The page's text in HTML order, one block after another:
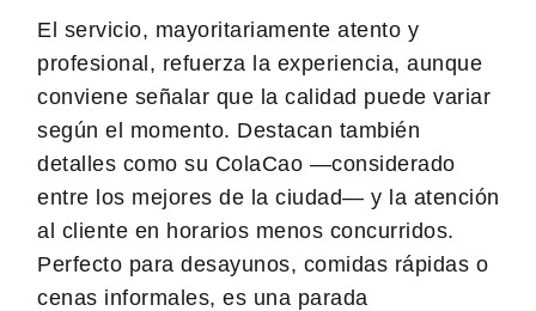
El servicio, mayoritariamente atento y
profesional, refuerza la experiencia, aunque
conviene señalar que la calidad puede variar
según el momento. Destacan también
detalles como su ColaCao —considerado
entre los mejores de la ciudad— y la atención
al cliente en horarios menos concurridos.
Perfecto para desayunos, comidas rápidas o
cenas informales, es una parada